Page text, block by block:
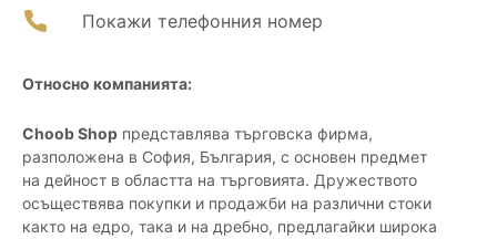
Покажи телефонния номер
Относно компанията:
Choob Shop представлява търговска фирма,
разположена в София, България, с основен предмет
на дейност в областта на търговията. Дружеството
осъществява покупки и продажби на различни стоки
както на едро, така и на дребно, предлагайки широка